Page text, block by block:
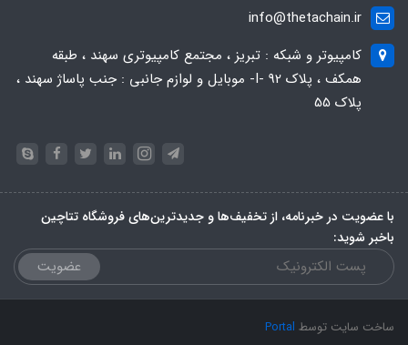
info@thetachain.ir
کامپیوتر و شبکه : تبریز ، مجتمع کامپیوتری سهند ، طبقه
همکف ، پلاک 92 -I- موبایل و لوازم جانبی : جنب پاساژ سهند ،
پلاک 55
با عضویت در خبرنامه، از تخفیف‌ها و جدیدترین‌های فروشگاه تتاچین
باخبر شوید:
عضویت
ساخت سایت توسط Portal